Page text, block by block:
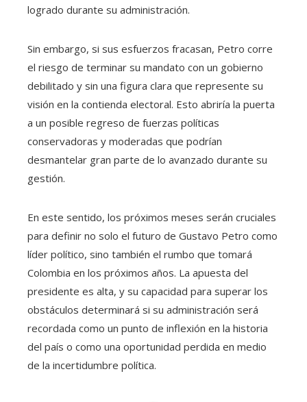
logrado durante su administración.
Sin embargo, si sus esfuerzos fracasan, Petro corre
el riesgo de terminar su mandato con un gobierno
debilitado y sin una figura clara que represente su
visión en la contienda electoral. Esto abriría la puerta
a un posible regreso de fuerzas políticas
conservadoras y moderadas que podrían
desmantelar gran parte de lo avanzado durante su
gestión.
En este sentido, los próximos meses serán cruciales
para definir no solo el futuro de Gustavo Petro como
líder político, sino también el rumbo que tomará
Colombia en los próximos años. La apuesta del
presidente es alta, y su capacidad para superar los
obstáculos determinará si su administración será
recordada como un punto de inflexión en la historia
del país o como una oportunidad perdida en medio
de la incertidumbre política.